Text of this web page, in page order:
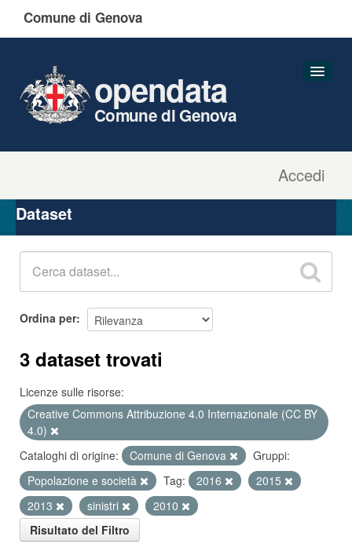
Comune di Genova
Accedi
opendata
Comune di Genova
Organizzazioni
Gruppi
Dataset
Ordina per
3 dataset trovati
Licenze sulle risorse:
Creative Commons Attribuzione 4.0 Internazionale (CC BY
4.0)
Cataloghi di origine:
Comune di Genova
Gruppi:
Popolazione e società
Tag: 2016
2015
2013
sinistri
2010
Risultato del Filtro